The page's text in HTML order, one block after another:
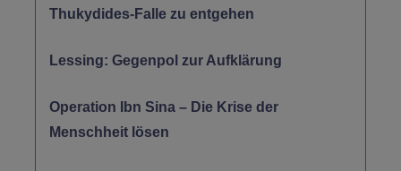
Thukydides-Falle zu entgehen
Lessing: Gegenpol zur Aufklärung
Operation Ibn Sina – Die Krise der
Menschheit lösen